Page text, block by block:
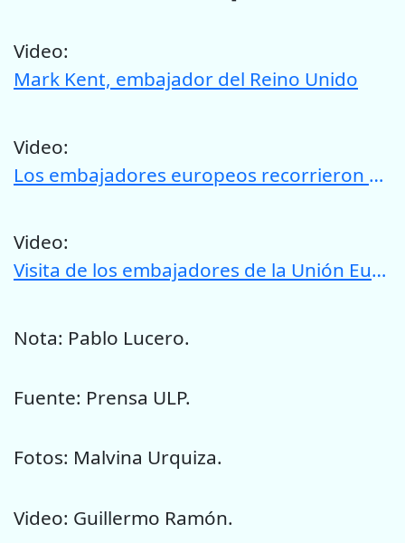
Video:
Mark Kent, embajador del Reino Unido
Video:
Los embajadores europeos recorrieron el Campus Abierto de la ULP “Arturo Rodríguez Jurado”
Video:
Visita de los embajadores de la Unión Europea al Campus Abierto de la ULP “Arturo Rodríguez Jurado”
Nota: Pablo Lucero.
Fuente: Prensa ULP.
Fotos: Malvina Urquiza.
Video: Guillermo Ramón.